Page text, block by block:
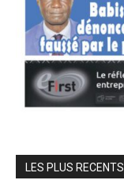
LES PLUS RECENTS